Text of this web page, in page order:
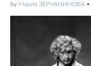
by Мария ЗЕРЧАНИНОВА •